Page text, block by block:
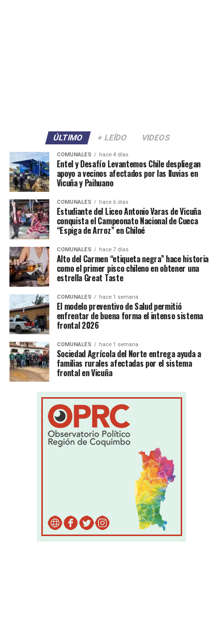
ÚLTIMO + LEÍDO VIDEOS
COMUNALES hace 4 días
Entel y Desafío Levantemos Chile despliegan
apoyo a vecinos afectados por las lluvias en
Vicuña y Paihuano
COMUNALES hace 6 días
Estudiante del Liceo Antonio Varas de Vicuña
conquista el Campeonato Nacional de Cueca
“Espiga de Arroz” en Chiloé
COMUNALES hace 7 días
Alto del Carmen “etiqueta negra” hace historia
como el primer pisco chileno en obtener una
estrella Great Taste
COMUNALES hace 1 semana
El modelo preventivo de Salud permitió
enfrentar de buena forma el intenso sistema
frontal 2026
COMUNALES hace 1 semana
Sociedad Agrícola del Norte entrega ayuda a
familias rurales afectadas por el sistema
frontal en Vicuña